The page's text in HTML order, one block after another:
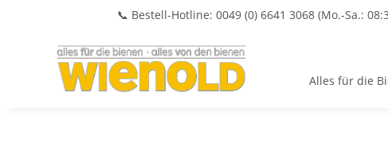
📞 Bestell-Hotline: 0049 (0) 6641 3068 (Mo.-Sa.:
Alles für die